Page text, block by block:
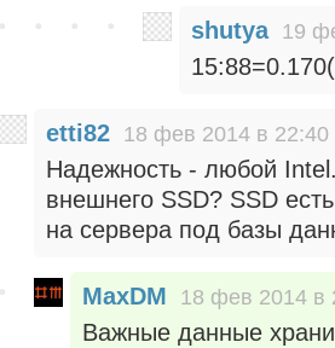
shutya 19
etti82 18 фев 2014 в 22:40
Надежность - любой
внешнего SSD? SSD
на сервера под базы
MaxDM 18 фев 2014 в
Важные данные